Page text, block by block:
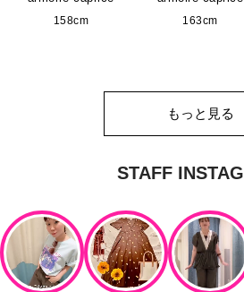
158cm 163cm
もっと見る